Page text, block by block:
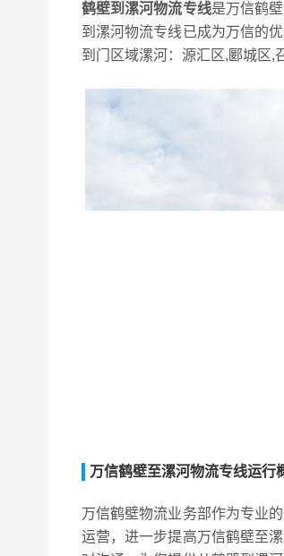
鹤壁到漯河物流专线是万信鹤
到漯河物流专线已成为万信的
到门区域漯河：源汇区,郾城区,
万信鹤壁至漯河物流专线运行
万信鹤壁物流业务部作为专业
运营，进一步提高万信鹤壁至